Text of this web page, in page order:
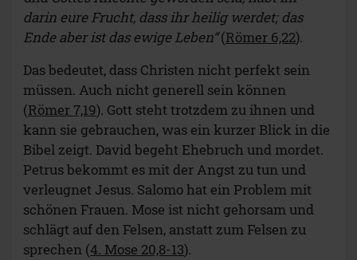
darin eure Frucht, dass ihr heilig werdet; das
Ende aber ist das ewige Leben“(Römer 6,22).
Das bedeutet, dass Christen nicht perfekt sein
müssen. Auch nicht generell sein können
(Römer 7,19). Gott steht trotzdem zu ihnen und
kann sie gebrauchen, was ein kurzer Blick in die
Bibel zeigt. David begeht Ehebruch und mordet.
Petrus bekommt es mit der Angst zu tun und
verleugnet Jesus. Salomo hat ein Problem mit
schönen Frauen. Mose ist nicht gehorsam und
schlägt auf den Felsen, anstatt zum Felsen zu
sprechen (4. Mose 20,8-13).